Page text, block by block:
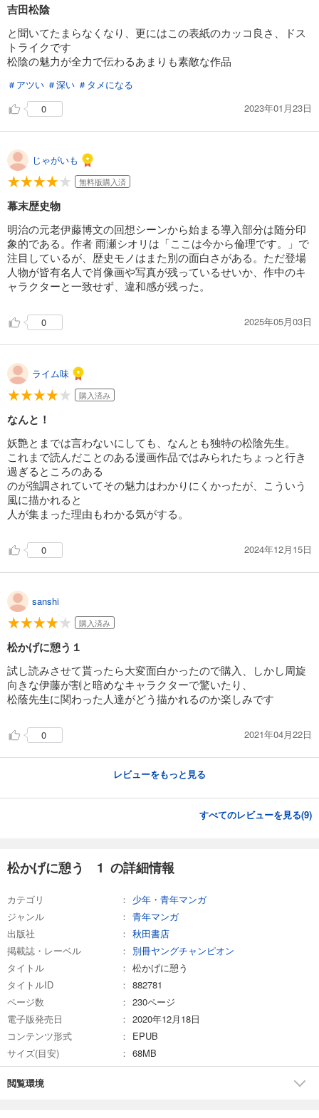
吉田松陰
と聞いてたまらなくなり、更にはこの表紙のカッコ良さ、ドス
トライクです
松陰の魅力が全力で伝わるあまりも素敵な作品
＃アツい ＃深い ＃タメになる
0
2023年01月23日
じゃがいも
無料版購入済
幕末歴史物
明治の元老伊藤博文の回想シーンから始まる導入部分は随分印
象的である。作者 雨瀬シオリは「ここは今から倫理です。」で
注目しているが、歴史モノはまた別の面白さがある。ただ登場
人物が皆有名人で肖像画や写真が残っているせいか、作中のキ
ャラクターと一致せず、違和感が残った。
0 2025年05月03日
ライム味
購入済み
なんと！
妖艶とまでは言わないにしても、なんとも独特の松陰先生。
これまで読んだことのある漫画作品ではみられたちょっと行き
過ぎるところのある
のが強調されていてその魅力はわかりにくかったが、こういう
風に描かれると
人が集まった理由もわかる気がする。
0 2024年12月15日
sanshi
購入済み
松かげに憩う１
試し読みさせて貰ったら大変面白かったので購入、しかし周旋
向きな伊藤が割と暗めなキャラクターで驚いたり、
松蔭先生に関わった人達がどう描かれるのか楽しみです
0 2021年04月22日
レビューをもっと見る
すべてのレビューを見る(9)
松かげに憩う 1 の詳細情報
カテゴリ
少年・青年マンガ
ジャンル
青年マンガ
出版社
秋田書店
掲載誌・レーベル
別冊ヤングチャンピオン
タイトル
松かげに憩う
タイトルID
882781
ページ数
230ページ
電子版発売日
2020年12月18日
コンテンツ形式
EPUB
サイズ(目安)
68MB
閲覧環境